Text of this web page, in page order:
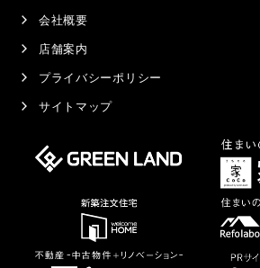
会社概要
店舗案内
プライバシーポリシー
サイトマップ